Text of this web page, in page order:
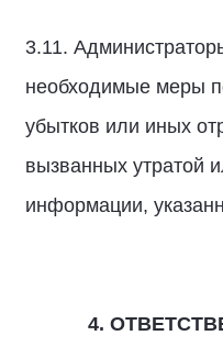
3.11.
необходимые меры
убытков или иных
вызванных утратой
информации,
4.